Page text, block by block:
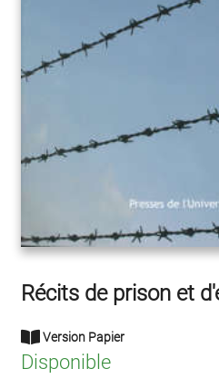
Récits de prison et
Version Papier
Disponible